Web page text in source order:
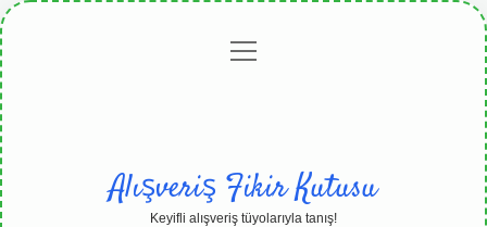
Gizlilikmenüyü
Alışveriş Fikir Kutusu
Keyifli alışveriş tüyolarıyla tanış!